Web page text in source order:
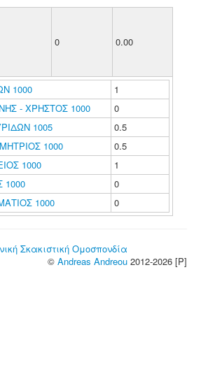
0 0.00
1000
1
- ΧΡΗΣΤΟΣ 1000
0
1005
0.5
1000
0.5
1000
1
0
1000
0
Σκακιστική Ομοσπονδία
© Andreas Andreou 2012-2026 [P]